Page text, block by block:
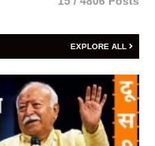
EXPLORE ALL